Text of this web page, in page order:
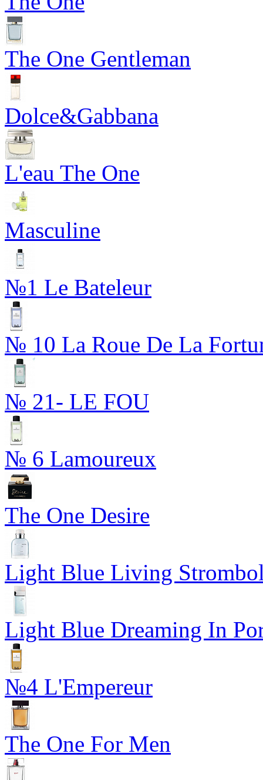
The One Gentleman
Dolce&Gabbana
L'eau The One
Masculine
№1 Le Bateleur
№ 10 La Roue De La
№ 21- LE FOU
№ 6 Lamoureux
The One Desire
Light Blue Living
Light Blue Dreaming In
№4 L'Empereur
The One For Men